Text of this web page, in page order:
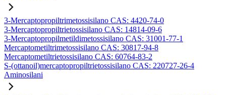
3-Mercaptopropiltrimetossisilano CAS: 4420-74-0
3-Mercaptopropiltrietossisilano CAS: 14814-09-6
3-Mercaptopropilmetildimetossisilano CAS: 31001-77-1
Mercaptometiltrimetossisilano CAS: 30817-94-8
Mercaptometiltrietossisilano CAS: 60764-83-2
S-(ottanoil)mercaptopropiltrietossisilano CAS: 220727-26-4
Aminosilani